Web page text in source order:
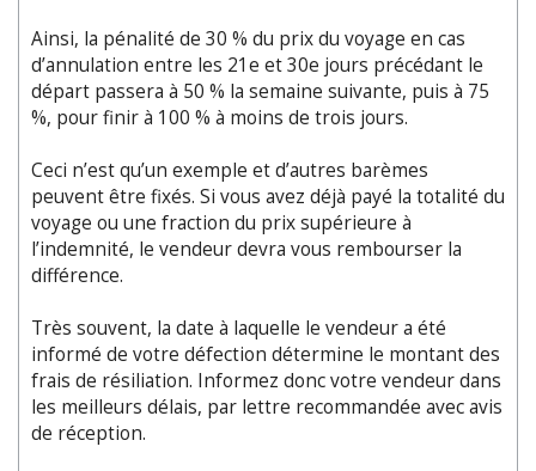
Ainsi, la pénalité de 30 % du prix du voyage en cas
d’annulation entre les 21e et 30e jours précédant le
départ passera à 50 % la semaine suivante, puis à 75
%, pour finir à 100 % à moins de trois jours.
Ceci n’est qu’un exemple et d’autres barèmes
peuvent être fixés. Si vous avez déjà payé la totalité du
voyage ou une fraction du prix supérieure à
l’indemnité, le vendeur devra vous rembourser la
différence.
Très souvent, la date à laquelle le vendeur a été
informé de votre défection détermine le montant des
frais de résiliation. Informez donc votre vendeur dans
les meilleurs délais, par lettre recommandée avec avis
de réception.